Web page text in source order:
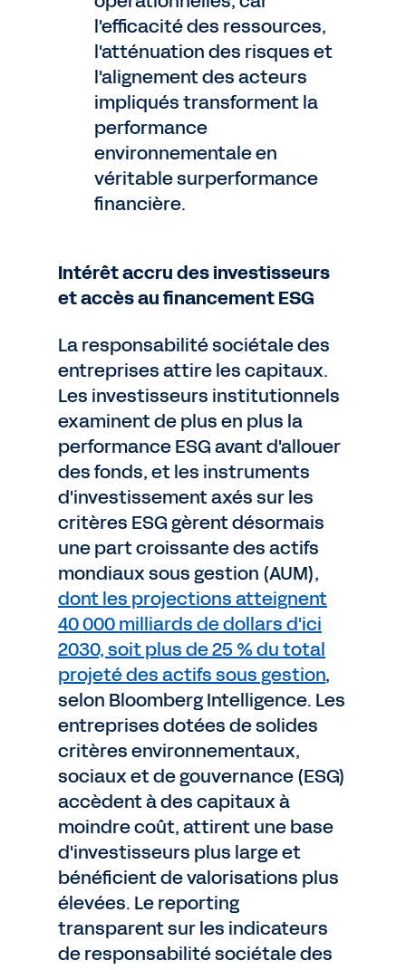
l'efficacité des ressources,
l'atténuation des risques et
l'alignement des acteurs
impliqués transforment la
performance
environnementale en
véritable surperformance
financière.
Intérêt accru des investisseurs
et accès au financement ESG
La responsabilité sociétale des
entreprises attire les capitaux.
Les investisseurs institutionnels
examinent de plus en plus la
performance ESG avant d'allouer
des fonds, et les instruments
d'investissement axés sur les
critères ESG gèrent désormais
une part croissante des actifs
mondiaux sous gestion (AUM),
dont les projections atteignent
40 000 milliards de dollars d'ici
2030, soit plus de 25 % du total
projeté des actifs sous gestion,
selon Bloomberg Intelligence. Les
entreprises dotées de solides
critères environnementaux,
sociaux et de gouvernance (ESG)
accèdent à des capitaux à
moindre coût, attirent une base
d'investisseurs plus large et
bénéficient de valorisations plus
élevées. Le reporting
transparent sur les indicateurs
de responsabilité sociétale des